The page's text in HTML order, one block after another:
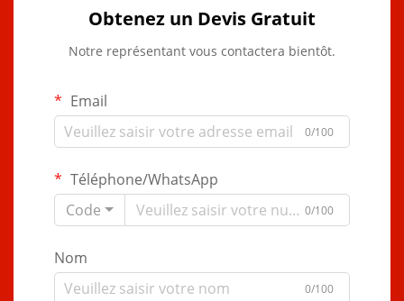
Obtenez un Devis Gratuit
Notre représentant vous contactera bientôt.
Email
0/100
Téléphone/WhatsApp
Code
0/100
Nom
0/100